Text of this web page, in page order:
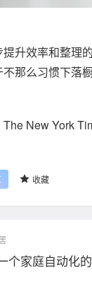
升效率和整理
不那么习惯下落
New York
收藏
个家庭自动化